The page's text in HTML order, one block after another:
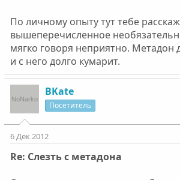
По личному опыту тут тебе
вышеперечисленное
мягко говоря неприятно. Метадон
и с него долго кумарит.
BKate
Посетитель
6 Дек 2012
Re: Слезть с метадона